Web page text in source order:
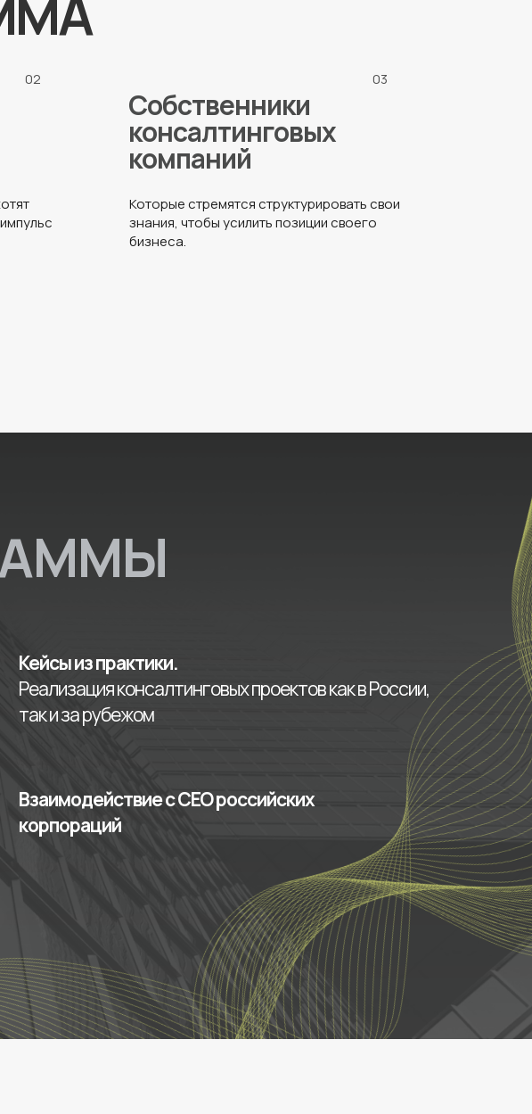
02
Собственники
консалтинговых
компаний
Которые стремятся структурировать свои
знания, чтобы усилить позиции своего
бизнеса.
03
Взаимодействие с СЕО российских
корпораций
Кейсы из практики.
Реализация консалтинговых проектов как в России,
так и за рубежом